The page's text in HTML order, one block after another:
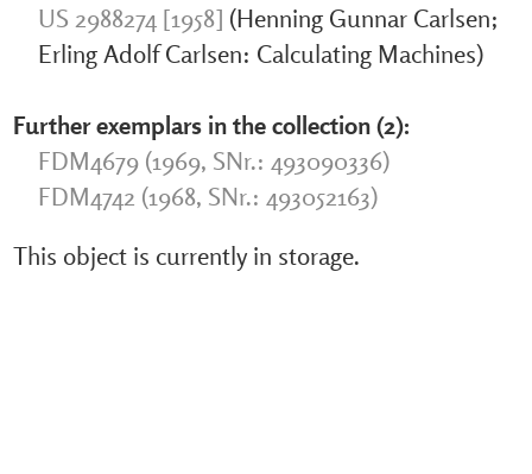
US 2988274 [1958] (Henning Gunnar Carlsen;
Erling Adolf Carlsen: Calculating Machines)
Further exemplars in the collection (2):
FDM4679 (1969, SNr.: 493090336)
FDM4742 (1968, SNr.: 493052163)
This object is currently in storage.